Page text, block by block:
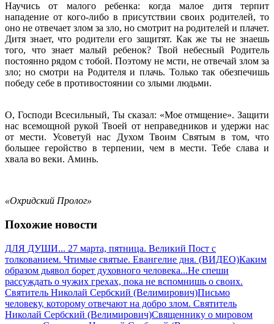
Научись от малого ребенка: когда малое дитя терпит
нападение от кого-либо в присутствии своих родителей, то
оно не отвечает злом за зло, но смотрит на родителей и плачет.
Дитя знает, что родители его защитят. Как же ты не знаешь
того, что знает малый ребенок? Твой небесный Родитель
постоянно рядом с тобой. Поэтому не мсти, не отвечай злом за
зло; но смотри на Родителя и плачь. Только так обезпечишь
победу себе в противостоянии со злыми людьми.
О, Господи Всесильный, Ты сказал: «Мое отмщение». Защити
нас всемощной рукой Твоей от неправедников и удержи нас
от мести. Усоветуй нас Духом Твоим Святым в том, что
большее геройство в терпении, чем в мести. Тебе слава и
хвала во веки. Аминь.
«Охридский Пролог»
Похожие новости
ДЛЯ ДУШИ... 27 марта, пятница. Великий Пост с
толкованием. Чтимые святые. Евангелие дня. (ВИДЕО)Каким
образом дьявол борет духовного человека...Не спеши
рассуждать о чужих грехах, пока не вспомнишь о своих.
Святитель Николай Сербский (Велимирович)Письмо
человеку, которому отвечают на добро злом. Святитель
Николай Сербский (Велимирович)Священнику о мировом